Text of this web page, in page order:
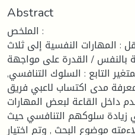
Abstract
الملخص :
: المهارات النفسية إلى ثلاث
بالنفس / القدرة على مواجهة
التابع : السلوك التنافسي,
مدى اكتساب لاعبي فريق
داخل القاعة لبعض المهارات
زيادة سلوكهم التنافسي حيث
موضوع البحث , وتم اختيار